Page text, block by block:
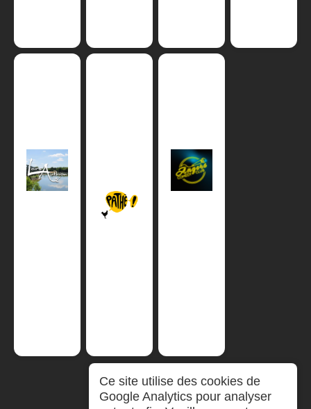
Ce site utilise des cookies de
Google Analytics pour analyser